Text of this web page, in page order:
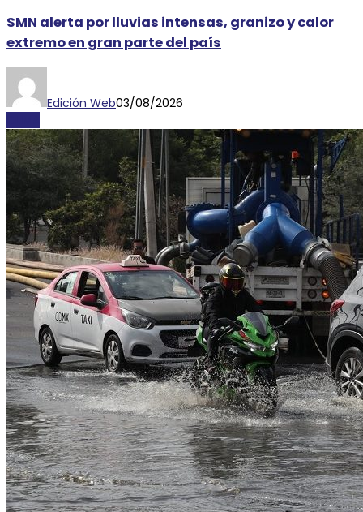
SMN alerta por lluvias intensas, granizo y calor
extremo en gran parte del país
Edición Web03/08/2026